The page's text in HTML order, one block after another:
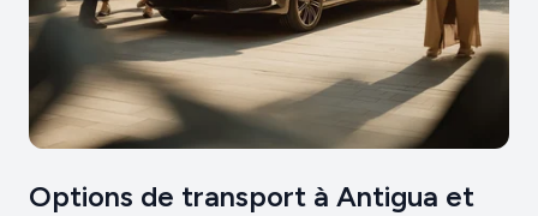
Options de transport à Antigua et